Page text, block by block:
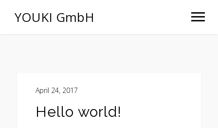
YOUKI GmbH
April 24, 2017
Hello world!